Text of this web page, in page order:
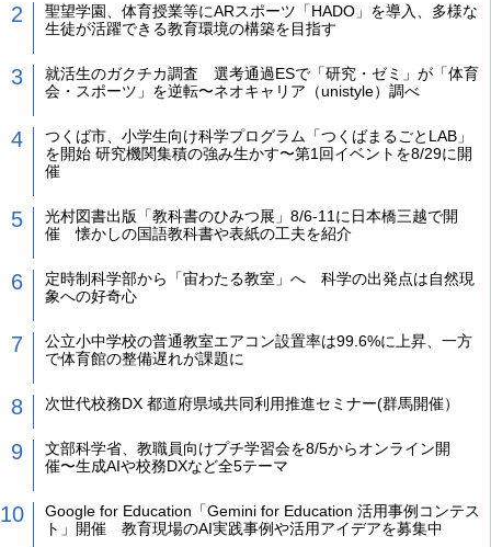
聖望学園、体育授業等にARスポーツ「HADO」を導入、多様な
生徒が活躍できる教育環境の構築を目指す
就活生のガクチカ調査 選考通過ESで「研究・ゼミ」が「体育
会・スポーツ」を逆転〜ネオキャリア（unistyle）調べ
つくば市、小学生向け科学プログラム「つくばまるごとLAB」
を開始 研究機関集積の強み生かす〜第1回イベントを8/29に開
催
光村図書出版「教科書のひみつ展」8/6-11に日本橋三越で開
催 懐かしの国語教科書や表紙の工夫を紹介
定時制科学部から「宙わたる教室」へ 科学の出発点は自然現
象への好奇心
公立小中学校の普通教室エアコン設置率は99.6%に上昇、一方
で体育館の整備遅れが課題に
次世代校務DX 都道府県域共同利用推進セミナー(群馬開催）
文部科学省、教職員向けプチ学習会を8/5からオンライン開
催〜生成AIや校務DXなど全5テーマ
Google for Education「Gemini for Education 活用事例コンテス
ト」開催 教育現場のAI実践事例や活用アイデアを募集中